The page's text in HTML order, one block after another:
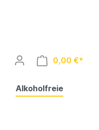
0,00 €*
Alkoholfreie